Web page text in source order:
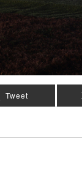
Tweet